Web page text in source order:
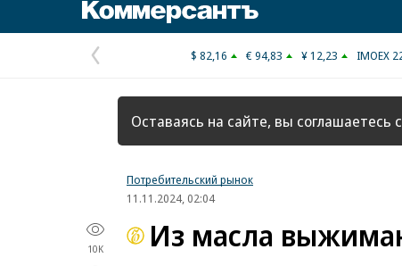
Предыдущая
страница
$ 82,16 € 94,83 ¥ 12,23 IMOEX
Оставаясь на сайте, вы соглашаетесь с
Потребительский рынок
11.11.2024, 02:04
10K Из масла